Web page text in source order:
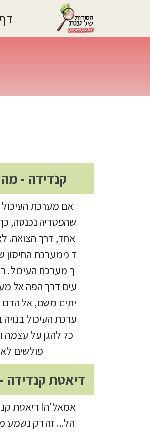
Logo
קנדידה -
אם מערכת העיכול
שהפטריה נכנסה,
אחד, דרך הצואה.
ד ממערכת החיסון
ך מערכת העיכול.
עים דרך הפה אל
יתים משם, אל הדם
ערכת העיכול
כל להגן על עצמה
פולשים לא
דיאטת
אמאל'ה! דיאטת
הל... זה רק נשמע